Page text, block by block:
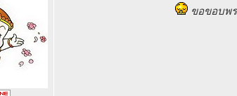
ขอขอบพ